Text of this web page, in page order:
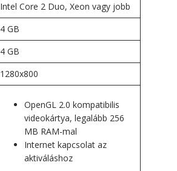
Intel Core 2 Duo, Xeon vagy jobb
4 GB
4 GB
1280x800
OpenGL 2.0 kompatibilis
videokártya, legalább 256
MB RAM-mal
Internet kapcsolat az
aktiváláshoz